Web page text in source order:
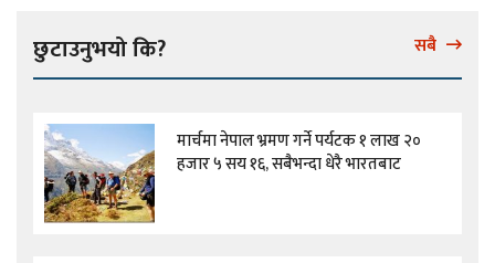
छुटाउनुभयो कि? सबै
मार्चमा नेपाल भ्रमण गर्ने पर्यटक १ लाख २०
हजार ५ सय १६, सबैभन्दा धेरै भारतबाट